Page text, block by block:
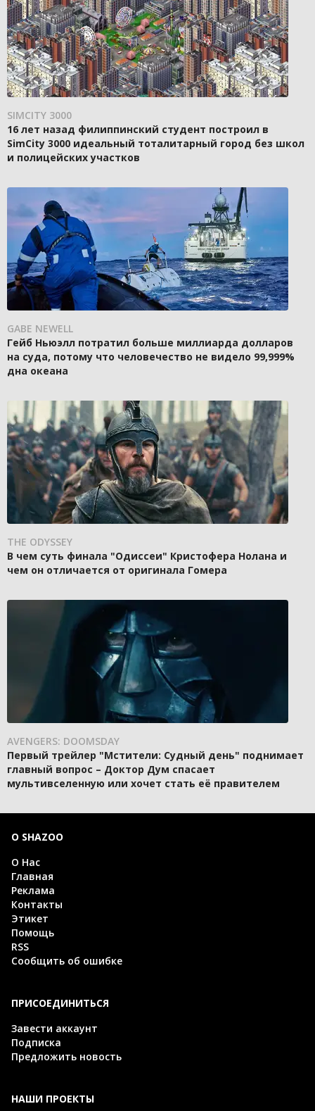
SIMCITY 3000
16 лет назад филиппинский студент построил в
SimCity 3000 идеальный тоталитарный город без школ
и полицейских участков
GABE NEWELL
Гейб Ньюэлл потратил больше миллиарда долларов
на суда, потому что человечество не видело 99,999%
дна океана
THE ODYSSEY
В чем суть финала "Одиссеи" Кристофера Нолана и
чем он отличается от оригинала Гомера
AVENGERS: DOOMSDAY
Первый трейлер "Мстители: Судный день" поднимает
главный вопрос – Доктор Дум спасает
мультивселенную или хочет стать её правителем
О SHAZOO
О Нас
Главная
Реклама
Контакты
Этикет
Помощь
RSS
Сообщить об ошибке
ПРИСОЕДИНИТЬСЯ
Завести аккаунт
Подписка
Предложить новость
НАШИ ПРОЕКТЫ